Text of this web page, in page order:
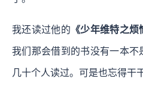
我还读过他的 《少年维特之烦
我们那会借到的书没有一本
几十个人读过。可是也忘得干